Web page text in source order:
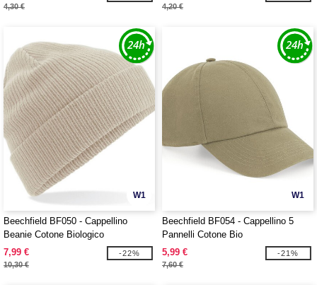
4,30 € 4,20 €
W1
Beechfield BF050 - Cappellino
Beanie Cotone Biologico
7,99 €
10,30 €
-22%
W1
Beechfield BF054 - Cappellino 5
Pannelli Cotone Bio
5,99 €
7,60 €
-21%